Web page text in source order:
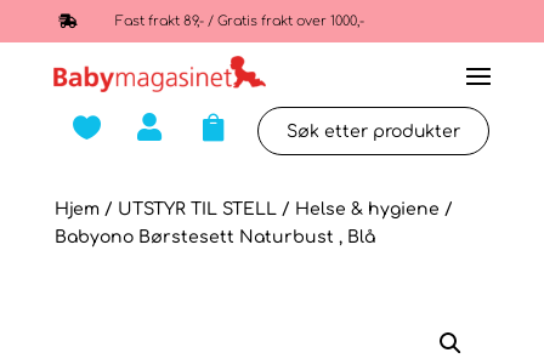
 Fast frakt 89,- / Gratis frakt over 1000,-
  
Hjem/ UTSTYR TIL STELL/ Helse & hygiene /
Babyono Børstesett Naturbust , Blå